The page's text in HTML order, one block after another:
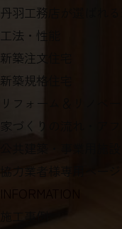
丹羽工務店が選ばれ
工法・性能
新築注文住宅
新築規格住宅
リフォーム＆リノベ
家づくりの流れ・アフ
公共建築・事業用施
協力業者様専用ページ